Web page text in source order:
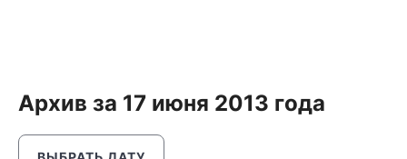
Архив за 17 июня 2013 года